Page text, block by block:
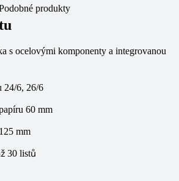
produkty
s ocelovými komponenty a integrovanou
24/6, 26/6
60 mm
mm
30 listů